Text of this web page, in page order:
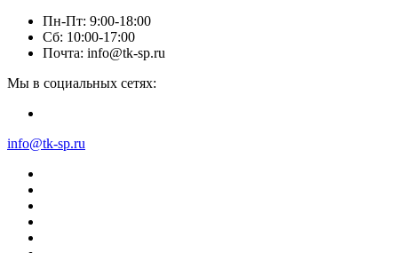
Пн-Пт: 9:00-18:00
Сб: 10:00-17:00
Почта: info@tk-sp.ru
Мы в социальных сетях:
info@tk-sp.ru